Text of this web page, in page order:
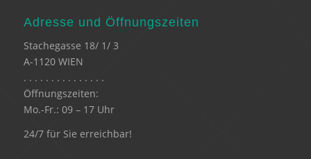
Adresse und Öffnungszeiten
Stachegasse 18/ 1/ 3
A-1120 WIEN
. . . . . . . . . . . . . . .
Öffnungszeiten:
Mo.-Fr.: 09 – 17 Uhr
24/7 für Sie erreichbar!